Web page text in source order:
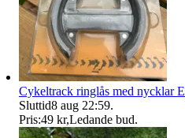
Cykeltrack ringlås med nycklar E
Sluttid8 aug 22:59.
Pris:49 kr,Ledande bud.